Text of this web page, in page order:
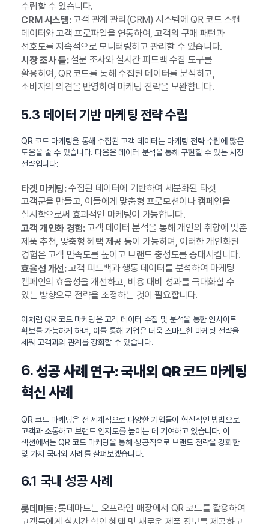
수립할 수 있습니다.
CRM 시스템:고객 관계 관리(CRM) 시스템에 QR 코드 스캔
데이터와 고객 프로파일을 연동하여, 고객의 구매 패턴과
선호도를 지속적으로 모니터링하고 관리할 수 있습니다.
시장 조사 툴:설문 조사와 실시간 피드백 수집 도구를
활용하여, QR 코드를 통해 수집된 데이터를 분석하고,
소비자의 의견을 반영하여 마케팅 전략을 보완합니다.
5.3 데이터 기반 마케팅 전략 수립
QR 코드 마케팅을 통해 수집된 고객 데이터는 마케팅 전략 수립에 많은
도움을 줄 수 있습니다. 다음은 데이터 분석을 통해 구현할 수 있는 시장
전략입니다:
타겟 마케팅:수집된 데이터에 기반하여 세분화된 타겟
고객군을 만들고, 이들에게 맞춤형 프로모션이나 캠페인을
실시함으로써 효과적인 마케팅이 가능합니다.
고객 개인화 경험:고객 데이터 분석을 통해 개인의 취향에 맞춘
제품 추천, 맞춤형 혜택 제공 등이 가능하며, 이러한 개인화된
경험은 고객 만족도를 높이고 브랜드 충성도를 증대시킵니다.
효율성 개선:고객 피드백과 행동 데이터를 분석하여 마케팅
캠페인의 효율성을 개선하고, 비용 대비 성과를 극대화할 수
있는 방향으로 전략을 조정하는 것이 필요합니다.
이처럼 QR 코드 마케팅은 고객 데이터 수집 및 분석을 통한 인사이트
확보를 가능하게 하며, 이를 통해 기업은 더욱 스마트한 마케팅 전략을
세워 고객과의 관계를 강화할 수 있습니다.
6.성공 사례 연구: 국내외 QR 코드 마케팅
혁신 사례
QR 코드 마케팅은 전 세계적으로 다양한 기업들이 혁신적인 방법으로
고객과 소통하고 브랜드 인지도를 높이는 데 기여하고 있습니다. 이
섹션에서는 QR 코드 마케팅을 통해 성공적으로 브랜드 전략을 강화한
몇 가지 국내외 사례를 살펴보겠습니다.
6.1 국내 성공 사례
롯데마트:롯데마트는 오프라인 매장에서 QR 코드를 활용하여